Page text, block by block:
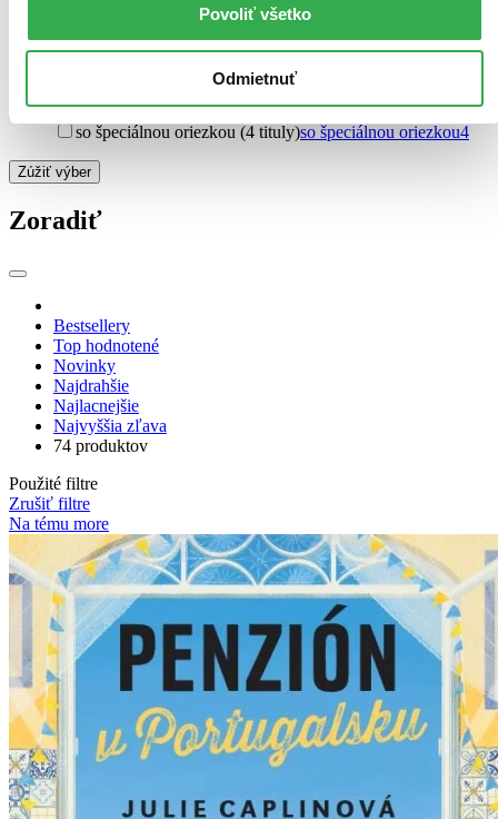
Povoliť všetko
Odmietnuť
Audiokniha: CD (1 titul)Audiokniha: CD1
Zvláštna vlastnosť
so špeciálnou oriezkou (4 tituly)so špeciálnou oriezkou4
Zúžiť výber
Zoradiť
Bestsellery
Top hodnotené
Novinky
Najdrahšie
Najlacnejšie
Najvyššia zľava
74 produktov
Použité filtre
Zrušiť filtre
Na tému more